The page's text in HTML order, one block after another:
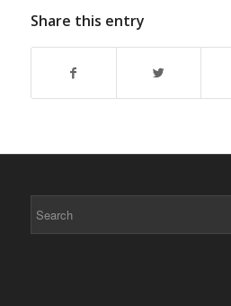
Share this entry